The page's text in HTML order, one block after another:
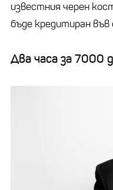
известния черен
бъде кредитиран във
Два часа за 7000